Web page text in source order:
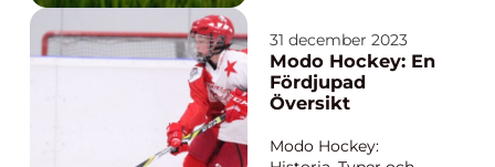
kännetecknas av sina
glasväggar och
mindre banor än
tennis. Padelbollar
tennisbollar, men det
31 december 2023
Modo Hockey: En
Fördjupad
Översikt
Modo Hockey: